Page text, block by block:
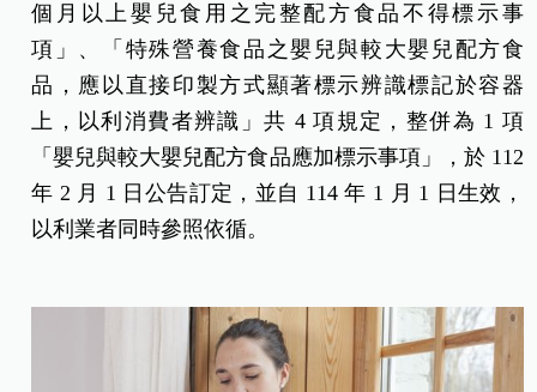
個月以上嬰兒食用之完整配方食品不得標示事
項」、「特殊營養食品之嬰兒與較大嬰兒配方食
品，應以直接印製方式顯著標示辨識標記於容器
上，以利消費者辨識」共 4 項規定，整併為 1 項
「嬰兒與較大嬰兒配方食品應加標示事項」，於 112
年 2 月 1 日公告訂定，並自 114 年 1 月 1 日生效，
以利業者同時參照依循。